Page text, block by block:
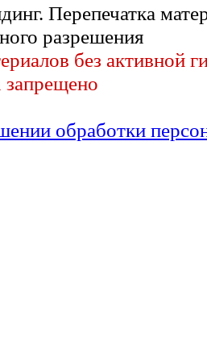
Перепечатка
разрешения
без активной
обработки